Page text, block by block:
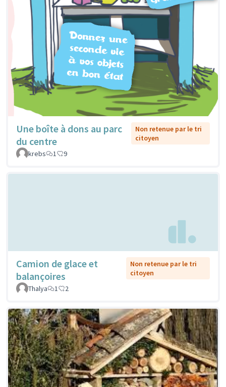
Une boîte à dons au parc
du centre
Non retenue par le tri
citoyen
krebs
1 9
Camion de glace et
balançoires
Non retenue par le tri
citoyen
Thalya
1 2